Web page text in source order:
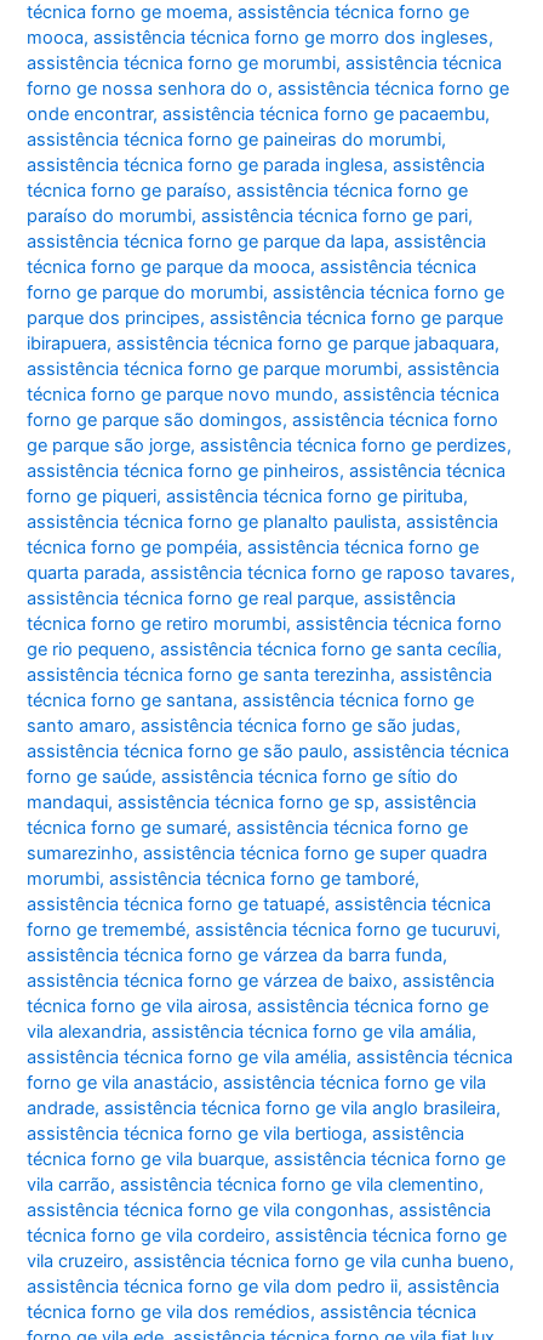
técnica forno ge moema,assistência técnica forno ge
mooca,assistência técnica forno ge morro dos ingleses,
assistência técnica forno ge morumbi,assistência técnica
forno ge nossa senhora do o,assistência técnica forno ge
onde encontrar,assistência técnica forno ge pacaembu,
assistência técnica forno ge paineiras do morumbi,
assistência técnica forno ge parada inglesa,assistência
técnica forno ge paraíso,assistência técnica forno ge
paraíso do morumbi,assistência técnica forno ge pari,
assistência técnica forno ge parque da lapa,assistência
técnica forno ge parque da mooca,assistência técnica
forno ge parque do morumbi,assistência técnica forno ge
parque dos principes,assistência técnica forno ge parque
ibirapuera,assistência técnica forno ge parque jabaquara,
assistência técnica forno ge parque morumbi,assistência
técnica forno ge parque novo mundo,assistência técnica
forno ge parque são domingos,assistência técnica forno
ge parque são jorge,assistência técnica forno ge perdizes,
assistência técnica forno ge pinheiros,assistência técnica
forno ge piqueri,assistência técnica forno ge pirituba,
assistência técnica forno ge planalto paulista,assistência
técnica forno ge pompéia,assistência técnica forno ge
quarta parada,assistência técnica forno ge raposo tavares,
assistência técnica forno ge real parque,assistência
técnica forno ge retiro morumbi,assistência técnica forno
ge rio pequeno,assistência técnica forno ge santa cecília,
assistência técnica forno ge santa terezinha,assistência
técnica forno ge santana,assistência técnica forno ge
santo amaro,assistência técnica forno ge são judas,
assistência técnica forno ge são paulo,assistência técnica
forno ge saúde,assistência técnica forno ge sítio do
mandaqui,assistência técnica forno ge sp,assistência
técnica forno ge sumaré,assistência técnica forno ge
sumarezinho,assistência técnica forno ge super quadra
morumbi,assistência técnica forno ge tamboré,
assistência técnica forno ge tatuapé,assistência técnica
forno ge tremembé,assistência técnica forno ge tucuruvi,
assistência técnica forno ge várzea da barra funda,
assistência técnica forno ge várzea de baixo,assistência
técnica forno ge vila airosa,assistência técnica forno ge
vila alexandria,assistência técnica forno ge vila amália,
assistência técnica forno ge vila amélia,assistência técnica
forno ge vila anastácio,assistência técnica forno ge vila
andrade,assistência técnica forno ge vila anglo brasileira,
assistência técnica forno ge vila bertioga,assistência
técnica forno ge vila buarque,assistência técnica forno ge
vila carrão,assistência técnica forno ge vila clementino,
assistência técnica forno ge vila congonhas,assistência
técnica forno ge vila cordeiro,assistência técnica forno ge
vila cruzeiro,assistência técnica forno ge vila cunha bueno,
assistência técnica forno ge vila dom pedro ii,assistência
técnica forno ge vila dos remédios,assistência técnica